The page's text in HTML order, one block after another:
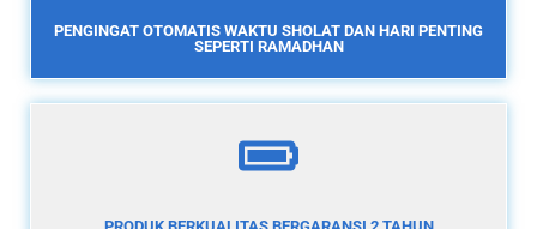
PENGINGAT OTOMATIS WAKTU SHOLAT DAN HARI PENTING
SEPERTI RAMADHAN